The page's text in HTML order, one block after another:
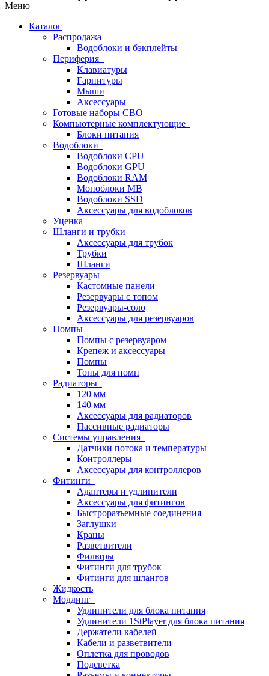
Меню
Каталог
Распродажа
Водоблоки и бэкплейты
Периферия
Клавиатуры
Гарнитуры
Мыши
Аксессуары
Готовые наборы СВО
Компьютерные комплектующие
Блоки питания
Водоблоки
Водоблоки CPU
Водоблоки GPU
Водоблоки RAM
Моноблоки MB
Водоблоки SSD
Аксессуары для водоблоков
Уценка
Шланги и трубки
Аксессуары для трубок
Трубки
Шланги
Резервуары
Кастомные панели
Резервуары с топом
Резервуары-соло
Аксессуары для резервуаров
Помпы
Помпы с резервуаром
Крепеж и аксессуары
Помпы
Топы для помп
Радиаторы
120 мм
140 мм
Аксессуары для радиаторов
Пассивные радиаторы
Системы управления
Датчики потока и температуры
Контроллеры
Аксессуары для контроллеров
Фитинги
Адаптеры и удлинители
Аксессуары для фитингов
Быстроразъемные соединения
Заглушки
Краны
Разветвители
Фильтры
Фитинги для трубок
Фитинги для шлангов
Жидкость
Моддинг
Удлинители для блока питания
Удлинители 1StPlayer для блока питания
Держатели кабелей
Кабели и разветвители
Оплетка для проводов
Подсветка